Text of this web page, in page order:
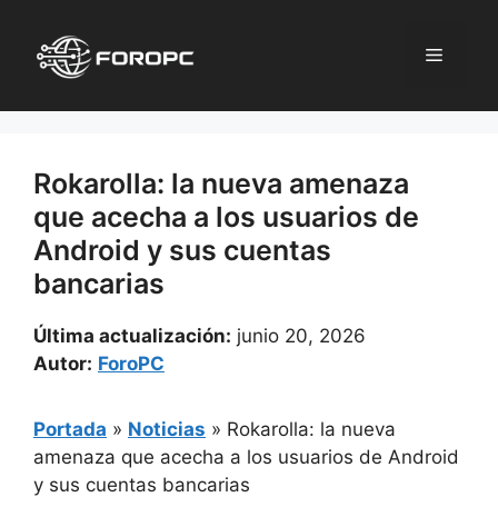
contenido
Menú
Rokarolla: la nueva amenaza
que acecha a los usuarios de
Android y sus cuentas
bancarias
Última actualización: junio 20, 2026
Autor: ForoPC
Portada » Noticias » Rokarolla: la nueva
amenaza que acecha a los usuarios de Android
y sus cuentas bancarias